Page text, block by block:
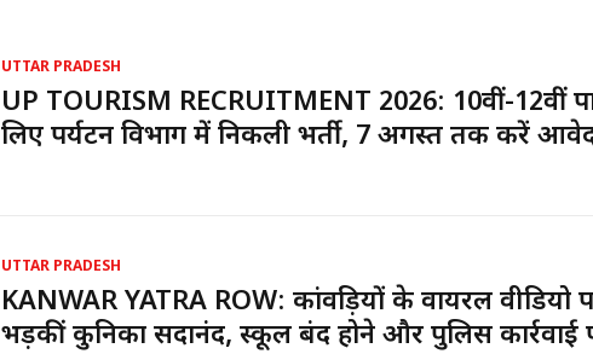
UTTAR PRADESH
UP TOURISM RECRUITMENT 2026: 10वीं-12वीं
लिए पर्यटन विभाग में निकली भर्ती, 7 अगस्त तक करें
UTTAR PRADESH
KANWAR YATRA ROW: कांवड़ियों के वायरल वीडियो
भड़कीं कुनिका सदानंद, स्कूल बंद होने और पुलिस कार्रवाई